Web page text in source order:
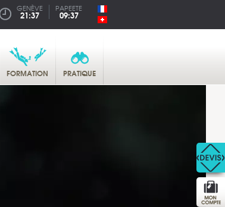
GENÈVE
21:37
PAPEETE
09:37
FORMATION PRATIQUE